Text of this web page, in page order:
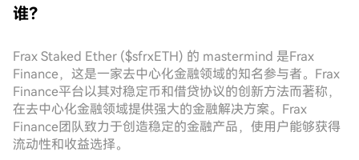
谁？
Frax Staked Ether ($sfrxETH) 的 mastermind 是Frax
Finance，这是一家去中心化金融领域的知名参与者。Frax
Finance平台以其对稳定币和借贷协议的创新方法而著称，
在去中心化金融领域提供强大的金融解决方案。Frax
Finance团队致力于创造稳定的金融产品，使用户能够获得
流动性和收益选择。